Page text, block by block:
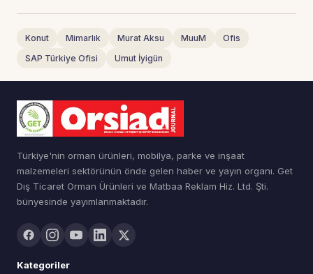
Konut Mimarlık Murat Aksu MuuM
Ofis
SAP Türkiye Ofisi
Umut İyigün
Türkiye'nin orman ürünleri, mobilya, parke ve inşaat
malzemeleri sektörünün önde gelen haber ve yayın organı. Get
Dış Ticaret Orman Ürünleri ve Matbaa Reklam Hiz. Ltd. Şti.
bünyesinde yayımlanmaktadır.
Kategoriler